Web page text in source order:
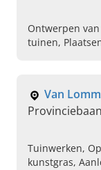
Ontwerpen
tuinen,
Van
Tuinwerken,
kunstgras,